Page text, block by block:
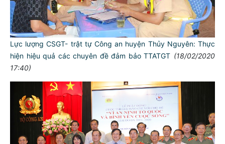
Lực lượng CSGT- trật tự Công an huyện Thủy Nguyên: Thực
hiện hiệu quả các chuyên đề đảm bảo TTATGT (18/02/2020
17:40)